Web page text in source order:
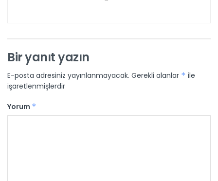
Bir yanıt yazın
E-posta adresiniz yayınlanmayacak. Gerekli alanlar * ile
işaretlenmişlerdir
Yorum *